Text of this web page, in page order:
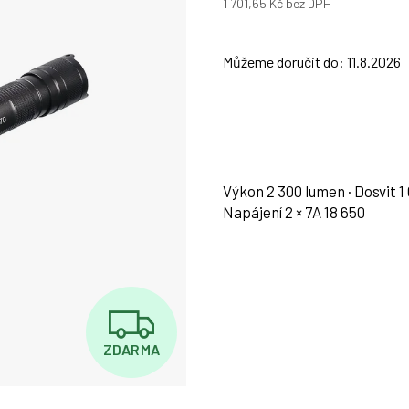
Z
D
ZDARMA
1 701,65 Kč bez DPH
Můžeme doručit do: 11.8.2026
Výkon 2 300 lumen · Dosvit
Napájení 2 × 7A 18 650